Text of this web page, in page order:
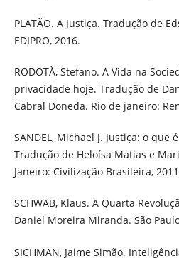
PLATÃO. A Justiça. Tradução de
EDIPRO, 2016.
RODOTÀ, Stefano. A Vida na
privacidade hoje. Tradução de
Cabral Doneda. Rio de janeiro:
SANDEL, Michael J. Justiça: o que
Tradução de Heloísa Matias e
Janeiro: Civilização Brasileira,
SCHWAB, Klaus. A Quarta
Daniel Moreira Miranda. São
SICHMAN, Jaime Simão.